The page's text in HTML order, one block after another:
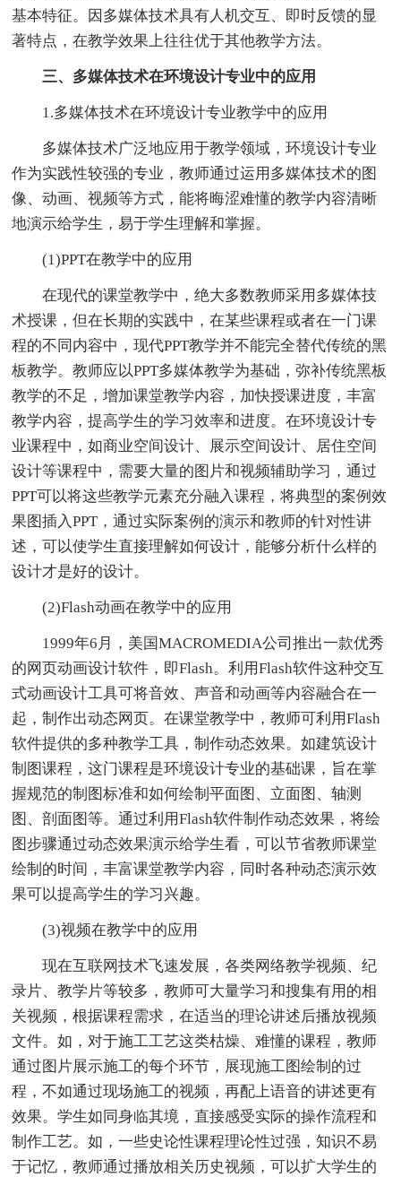
基本特征。因多媒体技术具有人机交互、即时反馈的显
著特点，在教学效果上往往优于其他教学方法。
三、多媒体技术在环境设计专业中的应用
1.多媒体技术在环境设计专业教学中的应用
多媒体技术广泛地应用于教学领域，环境设计专业
作为实践性较强的专业，教师通过运用多媒体技术的图
像、动画、视频等方式，能将晦涩难懂的教学内容清晰
地演示给学生，易于学生理解和掌握。
(1)PPT在教学中的应用
在现代的课堂教学中，绝大多数教师采用多媒体技
术授课，但在长期的实践中，在某些课程或者在一门课
程的不同内容中，现代PPT教学并不能完全替代传统的黑
板教学。教师应以PPT多媒体教学为基础，弥补传统黑板
教学的不足，增加课堂教学内容，加快授课进度，丰富
教学内容，提高学生的学习效率和进度。在环境设计专
业课程中，如商业空间设计、展示空间设计、居住空间
设计等课程中，需要大量的图片和视频辅助学习，通过
PPT可以将这些教学元素充分融入课程，将典型的案例效
果图插入PPT，通过实际案例的演示和教师的针对性讲
述，可以使学生直接理解如何设计，能够分析什么样的
设计才是好的设计。
(2)Flash动画在教学中的应用
1999年6月，美国MACROMEDIA公司推出一款优秀
的网页动画设计软件，即Flash。利用Flash软件这种交互
式动画设计工具可将音效、声音和动画等内容融合在一
起，制作出动态网页。在课堂教学中，教师可利用Flash
软件提供的多种教学工具，制作动态效果。如建筑设计
制图课程，这门课程是环境设计专业的基础课，旨在掌
握规范的制图标准和如何绘制平面图、立面图、轴测
图、剖面图等。通过利用Flash软件制作动态效果，将绘
图步骤通过动态效果演示给学生看，可以节省教师课堂
绘制的时间，丰富课堂教学内容，同时各种动态演示效
果可以提高学生的学习兴趣。
(3)视频在教学中的应用
现在互联网技术飞速发展，各类网络教学视频、纪
录片、教学片等较多，教师可大量学习和搜集有用的相
关视频，根据课程需求，在适当的理论讲述后播放视频
文件。如，对于施工工艺这类枯燥、难懂的课程，教师
通过图片展示施工的每个环节，展现施工图绘制的过
程，不如通过现场施工的视频，再配上语音的讲述更有
效果。学生如同身临其境，直接感受实际的操作流程和
制作工艺。如，一些史论性课程理论性过强，知识不易
于记忆，教师通过播放相关历史视频，可以扩大学生的